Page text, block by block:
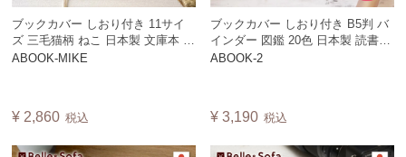
ブックカバー しおり付き 11サイ
ズ 三毛猫柄 ねこ 日本製 文庫本 四
六判 新書判 ハードカバー B6判
ABOOK-MIKE
¥ 2,860 税込
ブックカバー しおり付き B5判 バ
インダー 図鑑 20色 日本製 読書
ダブルステッチ ABOOK【CSF】
ABOOK-2
¥ 3,190 税込